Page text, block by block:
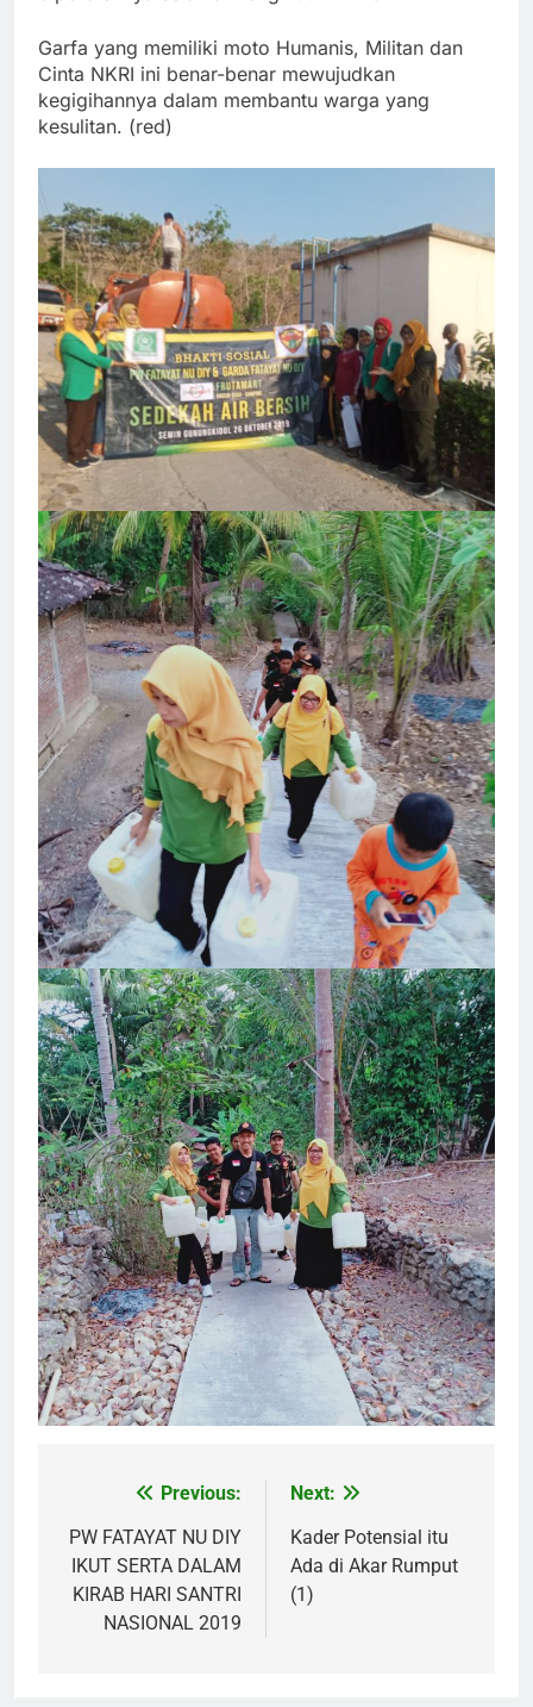
Garfa yang memiliki moto Humanis, Militan dan
Cinta NKRI ini benar-benar mewujudkan
kegigihannya dalam membantu warga yang
kesulitan. (red)
navigation
Previous:
PW FATAYAT NU DIY
IKUT SERTA DALAM
KIRAB HARI SANTRI
NASIONAL 2019
Next:
Kader Potensial itu
Ada di Akar Rumput
(1)